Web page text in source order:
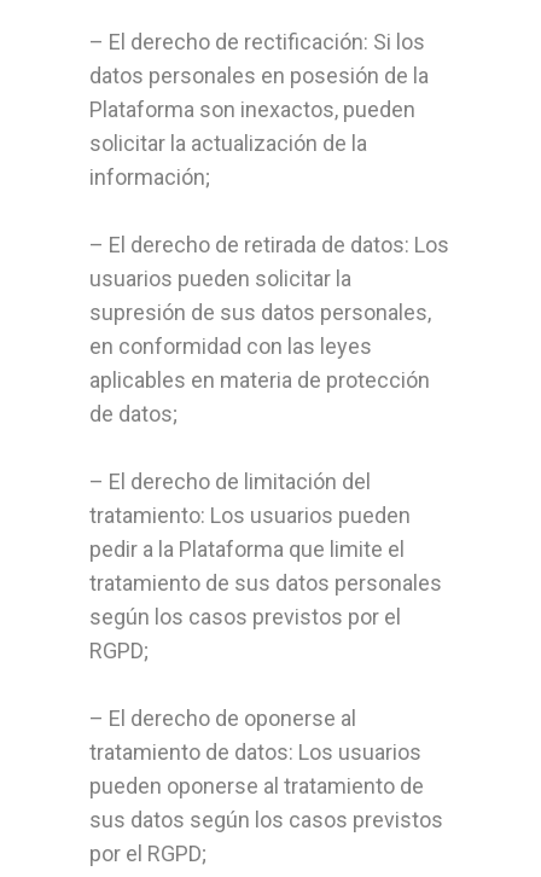
– El derecho de rectificación: Si los
datos personales en posesión de la
Plataforma son inexactos, pueden
solicitar la actualización de la
información;
– El derecho de retirada de datos: Los
usuarios pueden solicitar la
supresión de sus datos personales,
en conformidad con las leyes
aplicables en materia de protección
de datos;
– El derecho de limitación del
tratamiento: Los usuarios pueden
pedir a la Plataforma que limite el
tratamiento de sus datos personales
según los casos previstos por el
RGPD;
– El derecho de oponerse al
tratamiento de datos: Los usuarios
pueden oponerse al tratamiento de
sus datos según los casos previstos
por el RGPD;